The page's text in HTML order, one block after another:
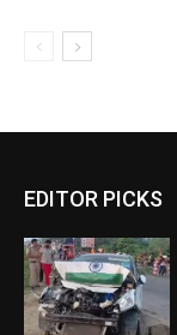
EDITOR PICKS